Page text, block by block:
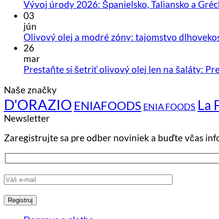
Vývoj úrody 2026: Španielsko, Taliansko a
03
jún
Olivový olej a modré zóny: tajomstvo
26
mar
Prestaňte si šetriť olivový olej len na šaláty:
Naše značky
D'ORAZIO ENIAFOODS ENIA FOODS La
Newsletter
Zaregistrujte sa pre odber noviniek a buďte včas